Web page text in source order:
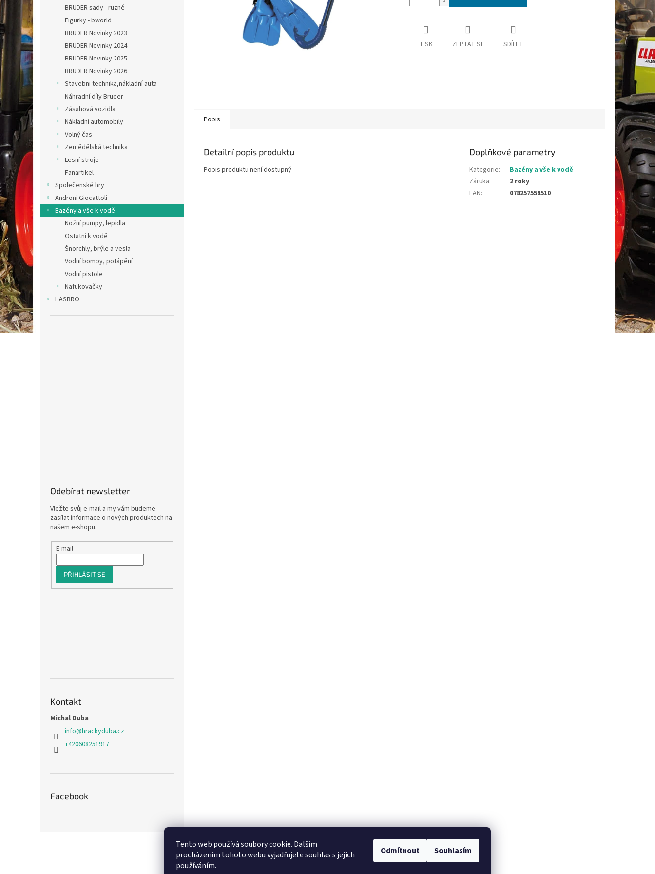
Tento web používá soubory cookie. Dalším
procházením tohoto webu vyjadřujete souhlas s jejich
používáním.
Odmítnout Souhlasím
BRUDER sady - ruzné
Figurky - bworld
BRUDER Novinky 2023
BRUDER Novinky 2024
BRUDER Novinky 2025
BRUDER Novinky 2026
Stavebni technika,nákladní auta
Náhradní díly Bruder
Zásahová vozidla
Nákladní automobily
Volný čas
Zemědělská technika
Lesní stroje
Fanartikel
Společenské hry
Androni Giocattoli
Bazény a vše k vodě
Nožní pumpy, lepidla
Ostatní k vodě
Šnorchly, brýle a vesla
Vodní bomby, potápění
Vodní pistole
Nafukovačky
HASBRO
Odebírat newsletter
Vložte svůj e-mail a my vám budeme
zasílat informace o nových produktech na
našem e-shopu.
E-mail
PŘIHLÁSIT SE
Kontakt
Michal Duba
info@hrackyduba.cz
+420608251917
Facebook
TISK ZEPTAT SE SDÍLET
Popis
Detailní popis produktu
Popis produktu není dostupný
Doplňkové parametry
Kategorie:
Bazény a vše k vodě
Záruka:
2 roky
EAN: 078257559510
NajduZboží.cz Pricemania.cz - Porovnávání cen